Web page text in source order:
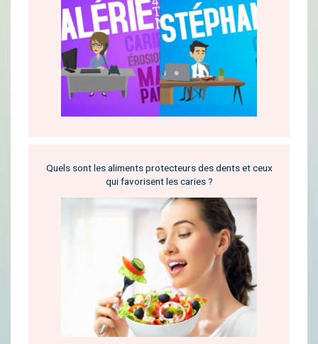
Quels sont les aliments protecteurs des dents et ceux
qui favorisent les caries ?